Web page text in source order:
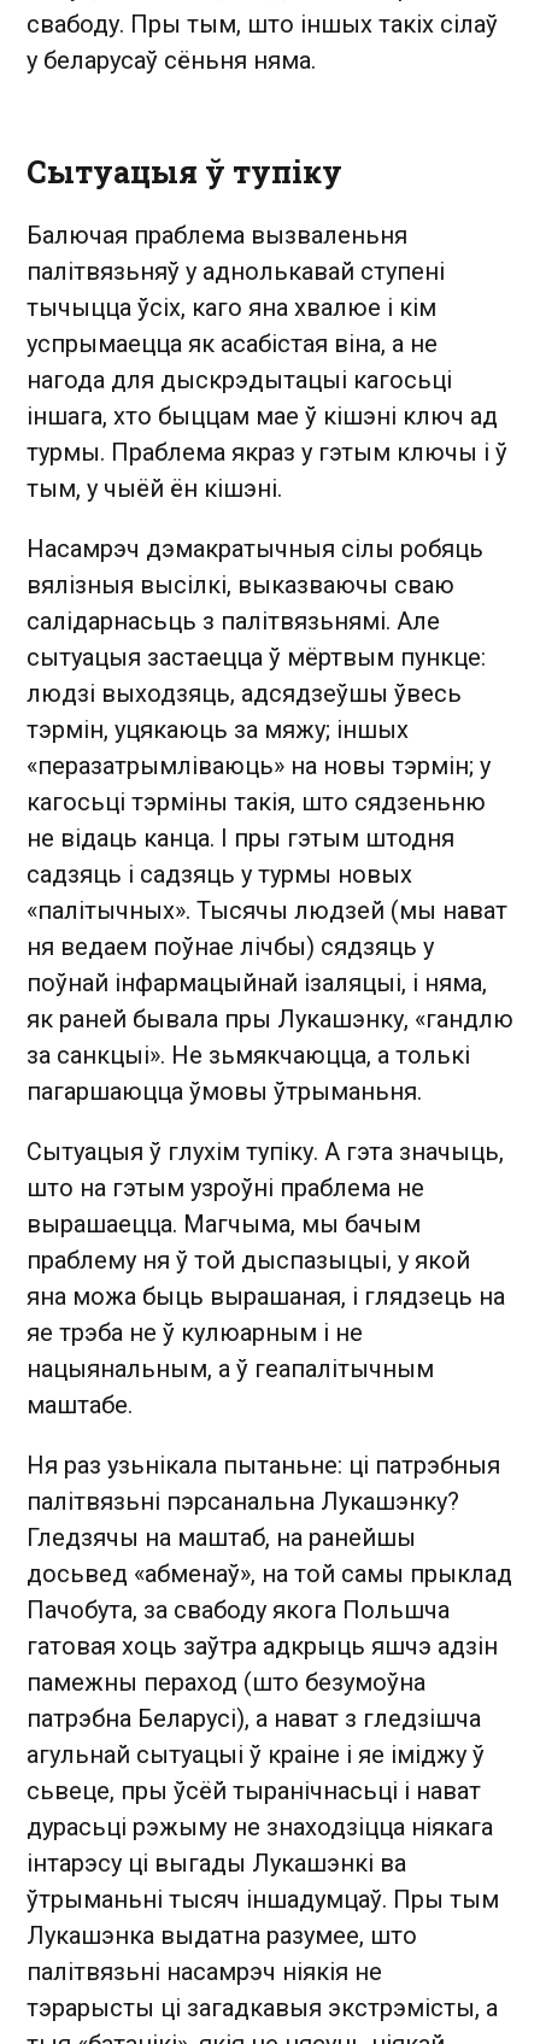
свабоду. Пры тым, што іншых такіх сілаў
у беларусаў сёньня няма.
Сытуацыя ў тупіку
Балючая праблема вызваленьня
палітвязьняў у аднолькавай ступені
тычыцца ўсіх, каго яна хвалюе і кім
успрымаецца як асабістая віна, а не
нагода для дыскрэдытацыі кагосьці
іншага, хто быццам мае ў кішэні ключ ад
турмы. Праблема якраз у гэтым ключы і ў
тым, у чыёй ён кішэні.
Насамрэч дэмакратычныя сілы робяць
вялізныя высілкі, выказваючы сваю
салідарнасьць з палітвязьнямі. Але
сытуацыя застаецца ў мёртвым пункце:
людзі выходзяць, адсядзеўшы ўвесь
тэрмін, уцякаюць за мяжу; іншых
«перазатрымліваюць» на новы тэрмін; у
кагосьці тэрміны такія, што сядзеньню
не відаць канца. І пры гэтым штодня
садзяць і садзяць у турмы новых
«палітычных». Тысячы людзей (мы нават
ня ведаем поўнае лічбы) сядзяць у
поўнай інфармацыйнай ізаляцыі, і няма,
як раней бывала пры Лукашэнку, «гандлю
за санкцыі». Не зьмякчаюцца, а толькі
пагаршаюцца ўмовы ўтрыманьня.
Сытуацыя ў глухім тупіку. А гэта значыць,
што на гэтым узроўні праблема не
вырашаецца. Магчыма, мы бачым
праблему ня ў той дыспазыцыі, у якой
яна можа быць вырашаная, і глядзець на
яе трэба не ў кулюарным і не
нацыянальным, а ў геапалітычным
маштабе.
Ня раз узьнікала пытаньне: ці патрэбныя
палітвязьні пэрсанальна Лукашэнку?
Гледзячы на маштаб, на ранейшы
досьвед «абменаў», на той самы прыклад
Пачобута, за свабоду якога Польшча
гатовая хоць заўтра адкрыць яшчэ адзін
памежны пераход (што безумоўна
патрэбна Беларусі), а нават з гледзішча
агульнай сытуацыі ў краіне і яе іміджу ў
сьвеце, пры ўсёй тыранічнасьці і нават
дурасьці рэжыму не знаходзіцца ніякага
інтарэсу ці выгады Лукашэнкі ва
ўтрыманьні тысяч іншадумцаў. Пры тым
Лукашэнка выдатна разумее, што
палітвязьні насамрэч ніякія не
тэрарысты ці загадкавыя экстрэмісты, а